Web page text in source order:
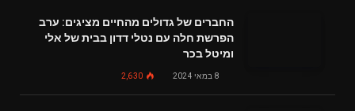
החברים של גדולים מהחיים מציגים: ערב
הפרשת חלה עם נטלי דדון בבית של אלי
ומיטל בכר
8 במאי 2024 2,630